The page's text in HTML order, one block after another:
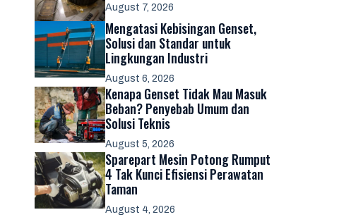
August 7, 2026
Mengatasi Kebisingan Genset,
Solusi dan Standar untuk
Lingkungan Industri
August 6, 2026
Kenapa Genset Tidak Mau Masuk
Beban? Penyebab Umum dan
Solusi Teknis
August 5, 2026
Sparepart Mesin Potong Rumput
4 Tak Kunci Efisiensi Perawatan
Taman
August 4, 2026